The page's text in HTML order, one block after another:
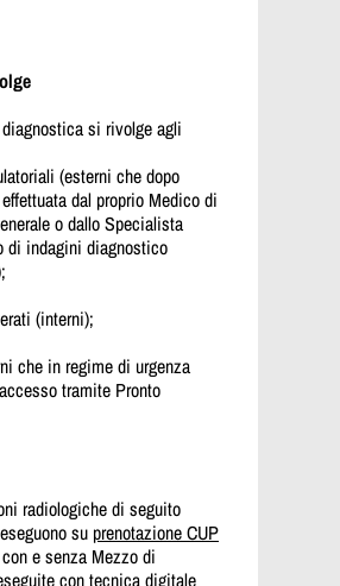
si rivolge agli
(esterni che dopo
dal proprio Medico di
o dallo Specialista
di indagini diagnostico
(interni);
che in regime di urgenza
tramite Pronto
radiologiche di seguito
su prenotazione CUP
e senza Mezzo di
con tecnica digitale